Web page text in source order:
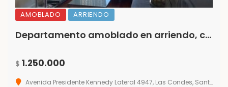
AMOBLADO ARRIENDO
Departamento amoblado en arriendo, con Excelente ubicación
$ 1.250.000
Avenida Presidente Kennedy Lateral 4947, Las Condes, Santiago Metropolitan Region 7550000, Chile